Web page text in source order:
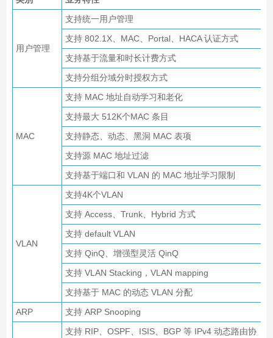
用户管理
支持统一用户管理
支持 802.1X、MAC、Portal、HACA 认证方式
支持基于流量和时长计费方式
支持分组分域分时授权方式
MAC
支持 MAC 地址自动学习和老化
支持最大 512K个MAC 条目
支持静态、动态、黑洞 MAC 表项
支持源 MAC 地址过滤
支持基于端口和 VLAN 的 MAC 地址学习限制
VLAN
支持4K个VLAN
支持 Access、Trunk、Hybrid 方式
支持 default VLAN
支持 QinQ、增强型灵活 QinQ
支持 VLAN Stacking，VLAN mapping
支持基于 MAC 的动态 VLAN 分配
ARP
支持 ARP Snooping
支持 RIP、OSPF、ISIS、BGP 等 IPv4 动态路由协